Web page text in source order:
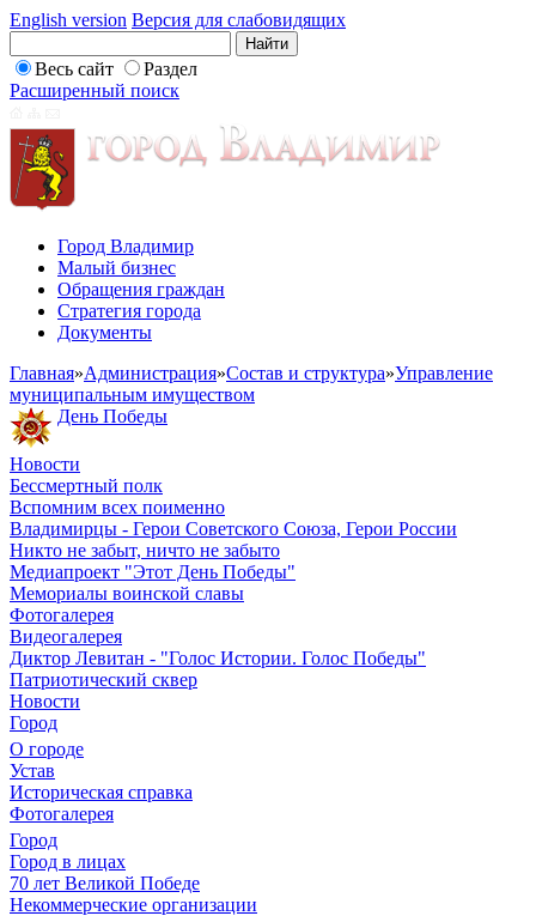
English version Версия для слабовидящих
Весь сайт
Раздел
Расширенный поиск
Город Владимир
Малый бизнес
Обращения граждан
Стратегия города
Документы
Главная»Администрация»Состав и структура»Управление
муниципальным имуществом
День Победы
Новости
Бессмертный полк
Вспомним всех поименно
Владимирцы - Герои Советского Союза, Герои России
Никто не забыт, ничто не забыто
Медиапроект "Этот День Победы"
Мемориалы воинской славы
Фотогалерея
Видеогалерея
Диктор Левитан - "Голос Истории. Голос Победы"
Патриотический сквер
Новости
Город
О городе
Устав
Историческая справка
Фотогалерея
Город
Город в лицах
70 лет Великой Победе
Некоммерческие организации